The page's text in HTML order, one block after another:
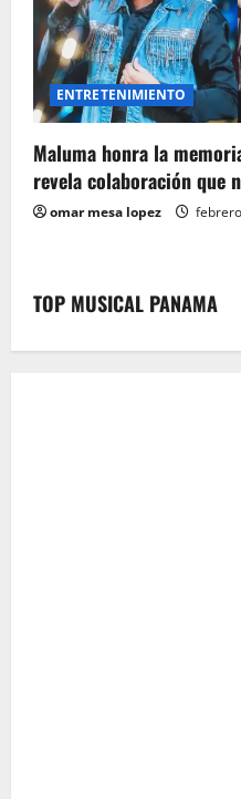
ENTRETENIMIENTO
Maluma honra la
revela colaboración que
omar mesa lopez
TOP MUSICAL PANAMA